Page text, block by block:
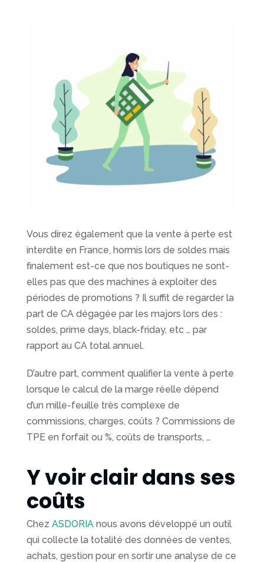
Vous direz également que la vente à perte est
interdite en France, hormis lors de soldes mais
finalement est-ce que nos boutiques ne sont-
elles pas que des machines à exploiter des
périodes de promotions ? Il suffit de regarder la
part de CA dégagée par les majors lors des :
soldes, prime days, black-friday, etc … par
rapport au CA total annuel.
D’autre part, comment qualifier la vente à perte
lorsque le calcul de la marge réelle dépend
d’un mille-feuille très complexe de
commissions, charges, coûts ? Commissions de
TPE en forfait ou %, coûts de transports, …
Y voir clair dans ses
coûts
Chez ASDORIA nous avons développé un outil
qui collecte la totalité des données de ventes,
achats, gestion pour en sortir une analyse de ce